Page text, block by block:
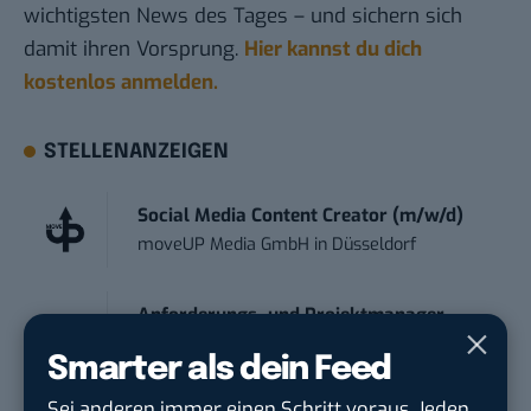
Smarter als dein Feed
wichtigsten News des Tages – und sichern sich
damit ihren Vorsprung. Hier kannst du dich
kostenlos anmelden.
STELLENANZEIGEN
Social Media Content Creator (m/w/d)
moveUP Media GmbH in Düsseldorf
Anforderungs- und Projektmanager
trendtours Holding GmbHinEschborn